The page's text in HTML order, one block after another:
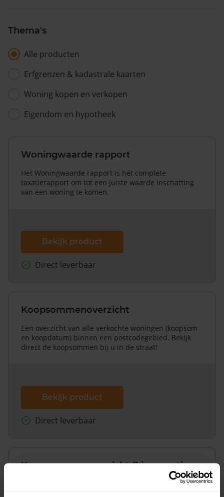
Thema's
Alle producten
Erfgrenzen & kadastrale kaarten
Woning kopen en verkopen
Eigendom en hypotheek
Woningwaarde rapport
Het Woningwaarde rapport is hét complete
taxatierapport om tot een juiste waarde inschatting
van een woning te komen.
Bekijk product
Direct leverbaar
Koopsommenoverzicht
Een overzicht van alle verkochte woningen (koopsom
en koopdatum) binnen een postcodegebied. Bekijk
direct de koopsommen bij u in de straat!
Bekijk product
Direct leverbaar
Koopsommenoverzicht (1 jaar gratis